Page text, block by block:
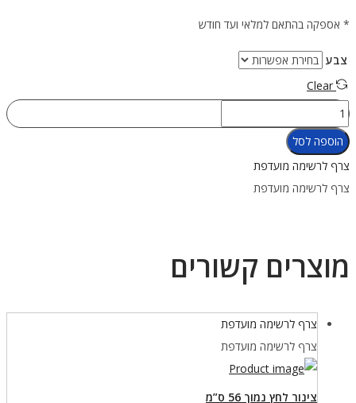
* אספקה בהתאם למלאי ועד חודש
צבע
Clear
כמות
של
צינור
לחץ
נמוך
הוספה לסל
צרף לרשימה מועדפת
צרף לרשימה מועדפת
מוצרים קשורים
צרף לרשימה מועדפת
צרף לרשימה מועדפת
צינור לחץ נמוך 56 ס”מ